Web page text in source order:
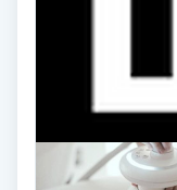
Extensions